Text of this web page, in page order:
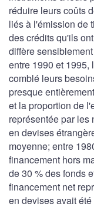
réduire leurs coûts
liés à l'émission de
des crédits qu'ils
diffère
entre 1990 et 1995,
comblé leurs
presque
et la proportion de
représentée par
en devises
moyenne; entre
financement hors
de 30 % des fonds
financement net
en devises avait